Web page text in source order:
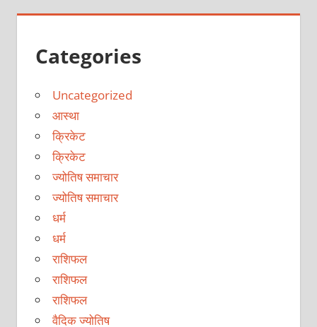
Categories
Uncategorized
आस्था
क्रिकेट
क्रिकेट
ज्योतिष समाचार
ज्योतिष समाचार
धर्म
धर्म
राशिफल
राशिफल
राशिफल
वैदिक ज्योतिष